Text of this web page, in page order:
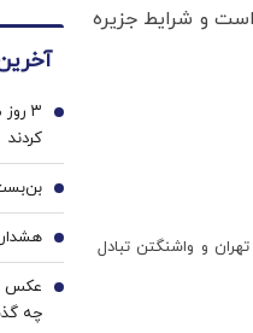
و شرایط جزیره
و واشنگتن تبادل
۳
کردند
1
بن‌بست 2
3
عکس
چه
4